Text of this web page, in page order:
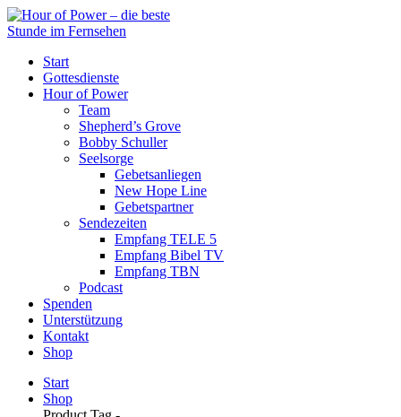
Start
Gottesdienste
Hour of Power
Team
Shepherd’s Grove
Bobby Schuller
Seelsorge
Gebetsanliegen
New Hope Line
Gebetspartner
Sendezeiten
Empfang TELE 5
Empfang Bibel TV
Empfang TBN
Podcast
Spenden
Unterstützung
Kontakt
Shop
Start
Shop